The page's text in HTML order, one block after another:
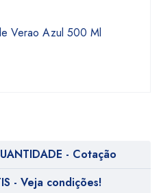
Verao Azul 500 Ml
- Cotação
- Veja condições!